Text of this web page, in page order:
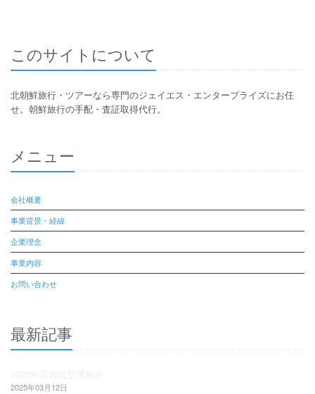
このサイトについて
北朝鮮旅行・ツアーなら専門のジェイエス・エンタープライズにお任
せ。朝鮮旅行の手配・査証取得代行。
メニュー
会社概要
事業背景・経緯
企業理念
事業内容
お問い合わせ
最新記事
2025年03月12日